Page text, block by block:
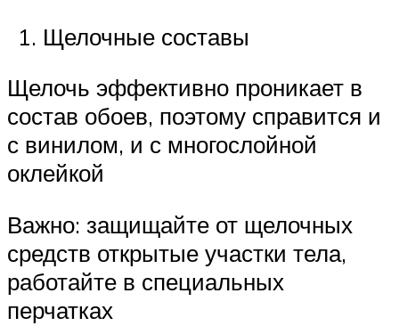
Щелочные составы
Щелочь эффективно проникает в
состав обоев, поэтому справится и
с винилом, и с многослойной
оклейкой
Важно: защищайте от щелочных
средств открытые участки тела,
работайте в специальных
перчатках